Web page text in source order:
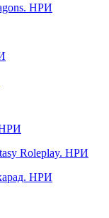
НРИ
НРИ
Roleplay. НРИ
НРИ